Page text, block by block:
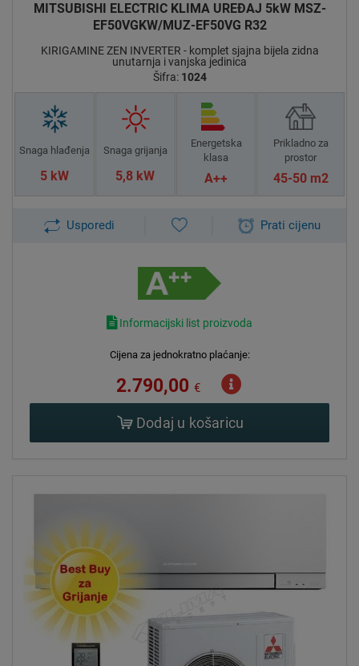
MITSUBISHI ELECTRIC KLIMA UREĐAJ 5kW MSZ-
EF50VGKW/MUZ-EF50VG R32
KIRIGAMINE ZEN INVERTER - komplet sjajna bijela zidna
unutarnja i vanjska jedinica
Šifra: 1024
Snaga hlađenja
5 kW
Snaga grijanja
5,8 kW
Energetska
klasa
A++
Prikladno za
prostor
45-50 m2
Usporedi Prati cijenu
Informacijski list proizvoda
Cijena za jednokratno plaćanje:
2.790,00 €
Dodaj u košaricu